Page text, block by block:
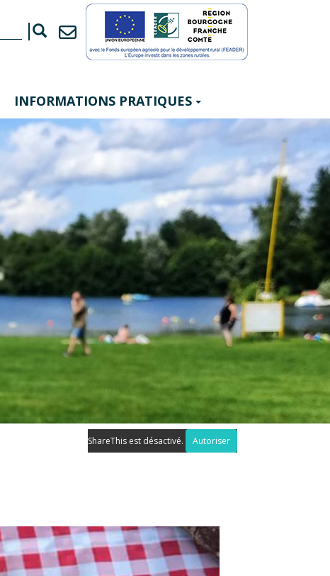
INFORMATIONS PRATIQUES
ShareThis est désactivé. Autoriser